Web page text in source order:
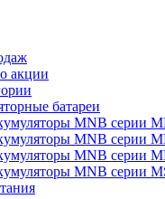
акции
батареи
MNB серии
MNB серии
MNB серии
MNB серии